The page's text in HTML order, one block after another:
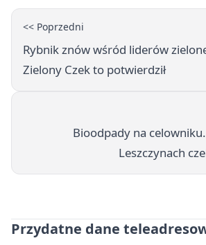
<< Poprzedni
Rybnik znów wśród liderów
Zielony Czek to potwierdził
Bioodpady na
Leszczynach
Przydatne dane